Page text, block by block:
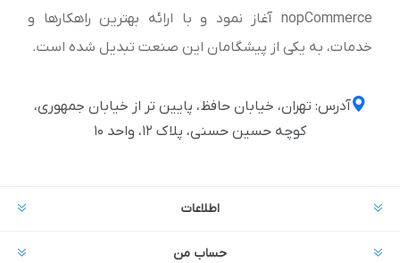
nopCommerce آغاز نمود و با ارائه بهترین راهکارها و
خدمات، به یکی از پیشگامان این صنعت تبدیل شده است.
آدرس: تهران، خیابان حافظ، پایین تر از خیابان جمهوری،
کوچه حسین حسنی، پلاک ۱۲، واحد ۱۰
اطلاعات
حساب من